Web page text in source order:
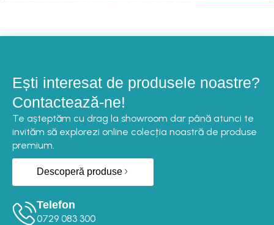
Ești interesat de produsele noastre?
Contactează-ne!
Te așteptăm cu drag la showroom dar până atunci te
invităm să explorezi online colecția noastră de produse
premium.
Descoperă produse
Telefon
0729 083 300‬‬